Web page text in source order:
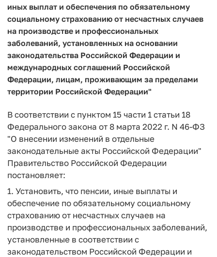
иных выплат и обеспечения по обязательному
социальному страхованию от несчастных случаев
на производстве и профессиональных
заболеваний, установленных на основании
законодательства Российской Федерации и
международных соглашений Российской
Федерации, лицам, проживающим за пределами
территории Российской Федерации"
В соответствии с пунктом 15 части 1 статьи 18
Федерального закона от 8 марта 2022 г. N 46-ФЗ
"О внесении изменений в отдельные
законодательные акты Российской Федерации"
Правительство Российской Федерации
постановляет:
1. Установить, что пенсии, иные выплаты и
обеспечение по обязательному социальному
страхованию от несчастных случаев на
производстве и профессиональных заболеваний,
установленные в соответствии с
законодательством Российской Федерации и